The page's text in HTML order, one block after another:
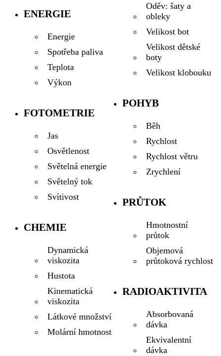
ENERGIE
Energie
Spotřeba paliva
Teplota
Výkon
FOTOMETRIE
Jas
Osvětlenost
Světelná energie
Světelný tok
Svítivost
CHEMIE
Dynamická
viskozita
Hustota
Kinematická
viskozita
Látkové množství
Molární hmotnost
Oděv: šaty a
obleky
Velikost bot
Velikost dětské
boty
Velikost klobouku
POHYB
Běh
Rychlost
Rychlost větru
Zrychlení
PRŮTOK
Hmotnostní
průtok
Objemová
průtoková rychlost
RADIOAKTIVITA
Absorbovaná
dávka
Ekvivalentní
dávka